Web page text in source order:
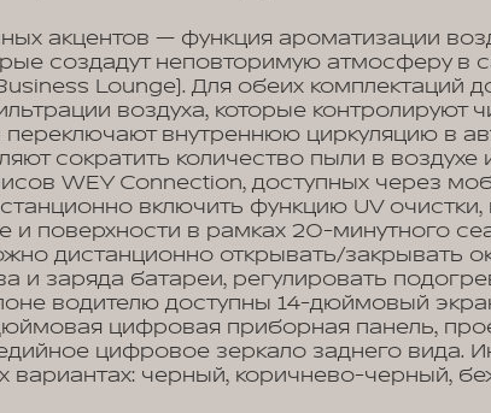
акцентов — функция ароматизации
создадут неповторимую атмосферу в
Lounge). Для обеих комплектаций
воздуха, которые контролируют
переключают внутреннюю циркуляцию в
сократить количество пыли в воздухе
WEY Connection, доступных через
включить функцию UV
и поверхности в рамках 20-минутного
дистанционно открывать/закрывать
и заряда батареи, регулировать
водителю доступны 14-дюймовый
цифровая приборная панель,
цифровое зеркало заднего вида.
вариантах: черный, коричнево-черный,